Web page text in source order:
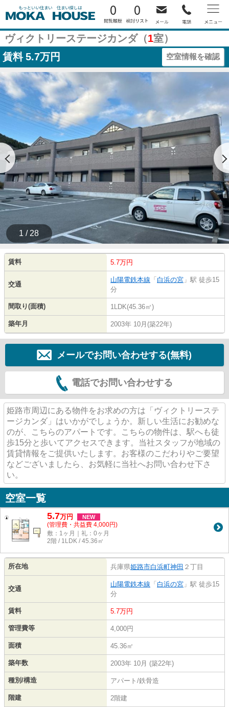
0 0
ヴィクトリーステージカンダ（1室）
賃料 5.7万円 空室情報を確認
1 / 28
賃料 5.7万円
交通
山陽電鉄本線 「 白浜の宮 」駅 徒歩15
分
間取り(面積) 1LDK(45.36㎡)
築年月 2003年 10月(築22年)
メールでお問い合わせする(無料)
電話でお問い合わせする
姫路市周辺にある物件をお求めの方は「ヴィクトリーステ
ージカンダ」はいかがでしょうか。新しい生活にお勧めな
のが、こちらのアパートです。こちらの物件は、駅へも徒
歩15分と歩いてアクセスできます。当社スタッフが地域の
賃貸情報をご提供いたします。お客様のこだわりやご要望
などございましたら、お気軽に当社へお問い合わせ下さ
い。
空室一覧
5.7万円 NEW
(管理費・共益費 4,000円)
敷：1ヶ月｜礼：0ヶ月
2階 / 1LDK / 45.36㎡
所在地 兵庫県姫路市白浜町神田 ２丁目
交通
山陽電鉄本線 「 白浜の宮 」駅 徒歩15
分
賃料 5.7万円
管理費等 4,000円
面積 45.36㎡
築年数 2003年 10月 (築22年)
種別/構造 アパート/鉄骨造
階建 2階建